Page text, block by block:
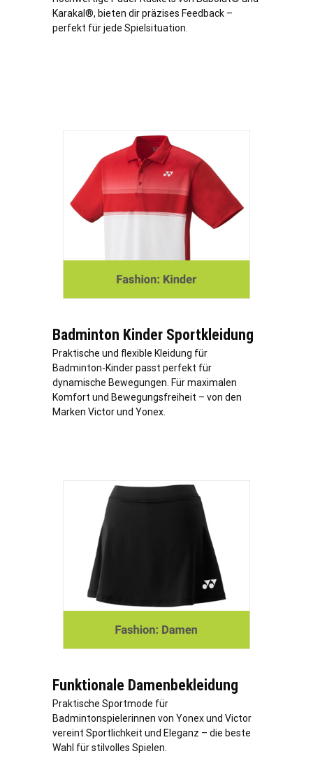
Karakal®, bieten dir präzises Feedback –
perfekt für jede Spielsituation.
Badminton Kinder Sportkleidung
Praktische und flexible Kleidung für
Badminton-Kinder passt perfekt für
dynamische Bewegungen. Für maximalen
Komfort und Bewegungsfreiheit – von den
Marken Victor und Yonex.
Funktionale Damenbekleidung
Praktische Sportmode für
Badmintonspielerinnen von Yonex und Victor
vereint Sportlichkeit und Eleganz – die beste
Wahl für stilvolles Spielen.